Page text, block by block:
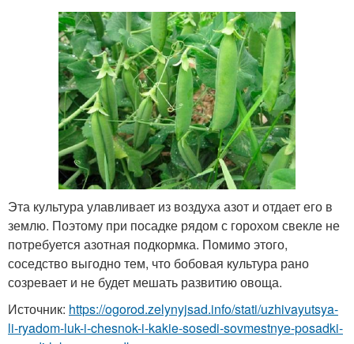
Эта культура улавливает из воздуха азот и отдает его в
землю. Поэтому при посадке рядом с горохом свекле не
потребуется азотная подкормка. Помимо этого,
соседство выгодно тем, что бобовая культура рано
созревает и не будет мешать развитию овоща.
Источник: https://ogorod.zelynyjsad.info/stati/uzhivayutsya-
li-ryadom-luk-i-chesnok-i-kakie-sosedi-sovmestnye-posadki-